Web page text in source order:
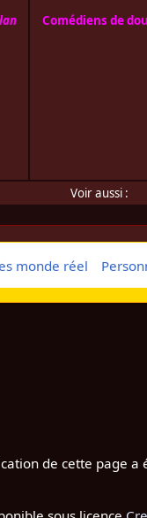
Comédiens de
Voir aussi :
monde réel
de cette page a